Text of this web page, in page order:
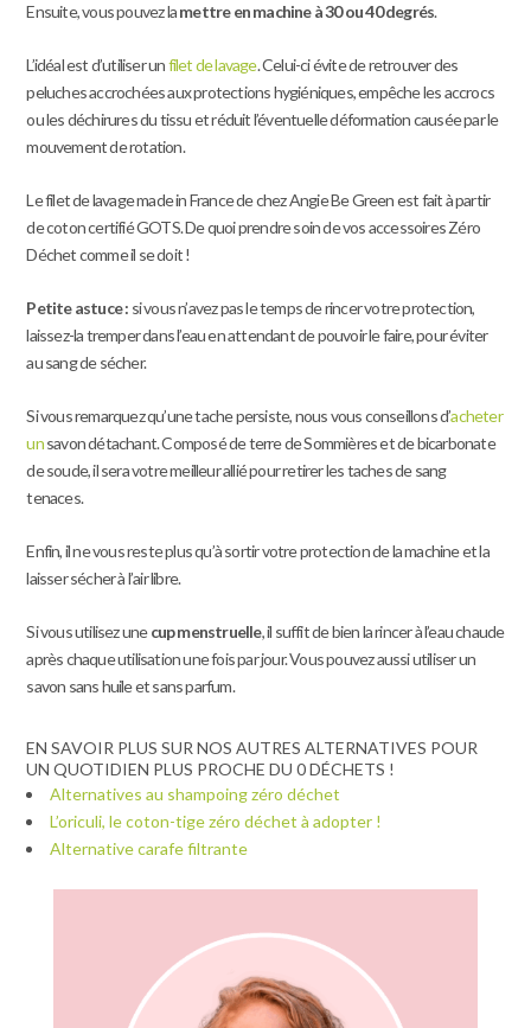
Ensuite, vous pouvez lamettre en machine à30 ou 40 degrés.
L’idéal est d’utiliser unfilet de lavage. Celui-ci évite de retrouver des
peluches accrochées aux protections hygiéniques, empêche les accrocs
ou les déchirures du tissu et réduit l’éventuelle déformation causée par le
mouvement de rotation.
Lefilet de lavagemade in France de chez Angie Be Green est fait à partir
de coton certifié GOTS. De quoi prendre soin de vos accessoires Zéro
Déchet comme il se doit !
Petite astuce : si vous n’avez pas le temps de rincer votre protection,
laissez-la tremper dans l’eau en attendant de pouvoir le faire, pour éviter
au sang de sécher.
Si vous remarquez qu’une tache persiste, nous vous conseillons d’acheter
unsavon détachant. Composé de terre de Sommières et de bicarbonate
de soude, il sera votre meilleur allié pour retirer les taches de sang
tenaces.
Enfin, il ne vous reste plus qu’à sortir votre protection de la machine et la
laisser sécher à l’air libre.
Si vous utilisez unecup menstruelle, il suffit de bien la rincer à l’eau chaude
après chaque utilisation une fois par jour. Vous pouvez aussi utiliser un
savon sans huile et sans parfum.
EN SAVOIR PLUS SUR NOS AUTRES ALTERNATIVES POUR
UN QUOTIDIEN PLUS PROCHE DU 0 DÉCHETS !
Alternatives au shampoing zéro déchet
L’oriculi, le coton-tige zéro déchet à adopter !
Alternative carafe filtrante